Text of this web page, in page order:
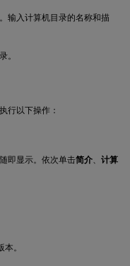
输入计算机目录的名称和描
。
行以下操作：
即显示。依次单击简介
计算
。